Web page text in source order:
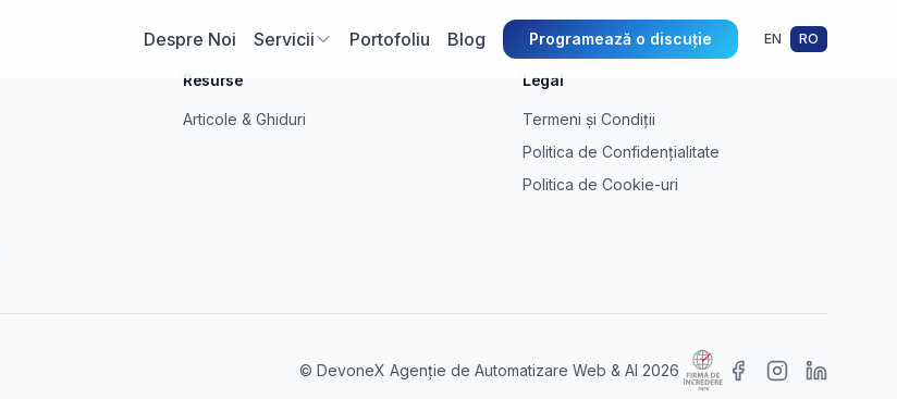
Despre Noi Servicii Portofoliu Blog Programează o discuție EN RO
Resurse
Articole & Ghiduri
Legal
Termeni și Condiții
Politica de Confidențialitate
Politica de Cookie-uri
© DevoneX Agenție de Automatizare Web & AI 2026